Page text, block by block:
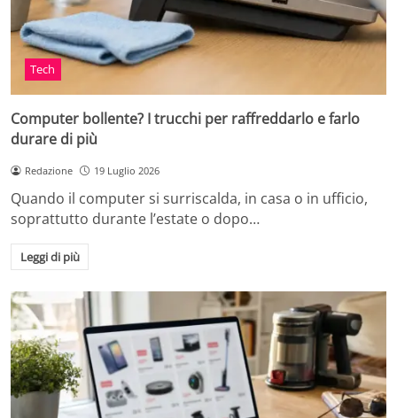
Tech
Computer bollente? I trucchi per raffreddarlo e farlo
durare di più
Redazione 19 Luglio 2026
Quando il computer si surriscalda, in casa o in ufficio,
soprattutto durante l’estate o dopo…
Leggi di più